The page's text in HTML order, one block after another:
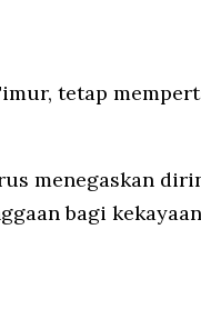
tetap
menegaskan
bagi